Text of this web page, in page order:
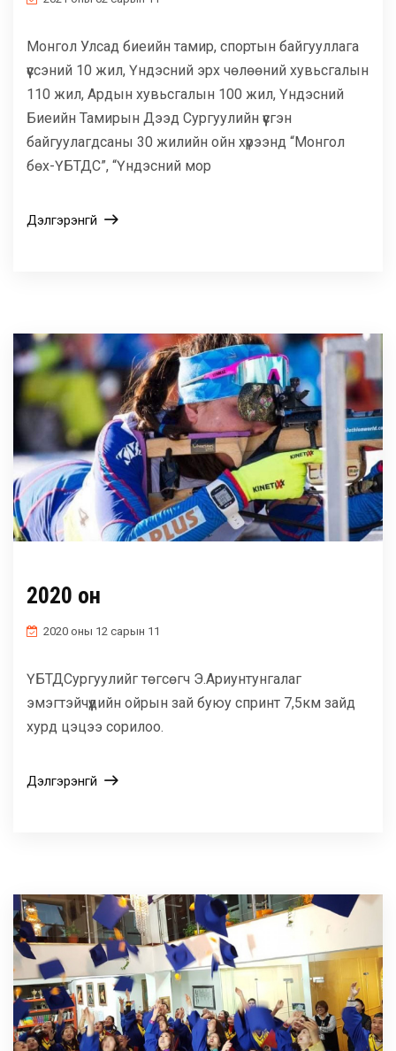
Монгол Улсад биеийн тамир, спортын байгууллага
үүссэний 10 жил, Үндэсний эрх чөлөөний хувьсгалын
110 жил, Ардын хувьсгалын 100 жил, Үндэсний
Биеийн Тамирын Дээд Сургуулийн үүсгэн
байгуулагдсаны 30 жилийн ойн хүрээнд “Монгол
бөх-ҮБТДС”, “Үндэсний мор
Дэлгэрэнгүй
2020 он
2020 оны 12 сарын 11
ҮБТДСургуулийг төгсөгч Э.Ариунтунгалаг
эмэгтэйчүүдийн ойрын зай буюу спринт 7,5км зайд
хурд цэцээ сорилоо.
Дэлгэрэнгүй